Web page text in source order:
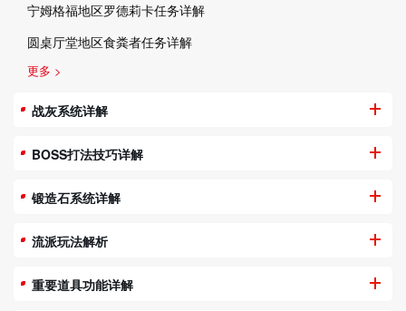
宁姆格福地区罗德莉卡任务详解
圆桌厅堂地区食粪者任务详解
更多 >
战灰系统详解
BOSS打法技巧详解
锻造石系统详解
流派玩法解析
重要道具功能详解